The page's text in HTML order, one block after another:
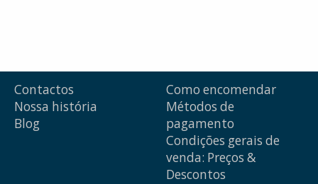
Contactos
Nossa história
Blog
Como encomendar
Métodos de
pagamento
Condições gerais de
venda: Preços &
Descontos